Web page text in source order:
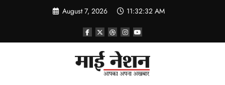
August 7, 2026 11:32:33 AM